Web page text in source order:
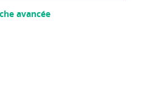
avancée